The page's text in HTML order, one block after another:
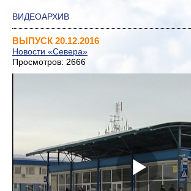
ВИДЕОАРХИВ
ВЫПУСК 20.12.2016
Новости «Севера»
Просмотров: 2666